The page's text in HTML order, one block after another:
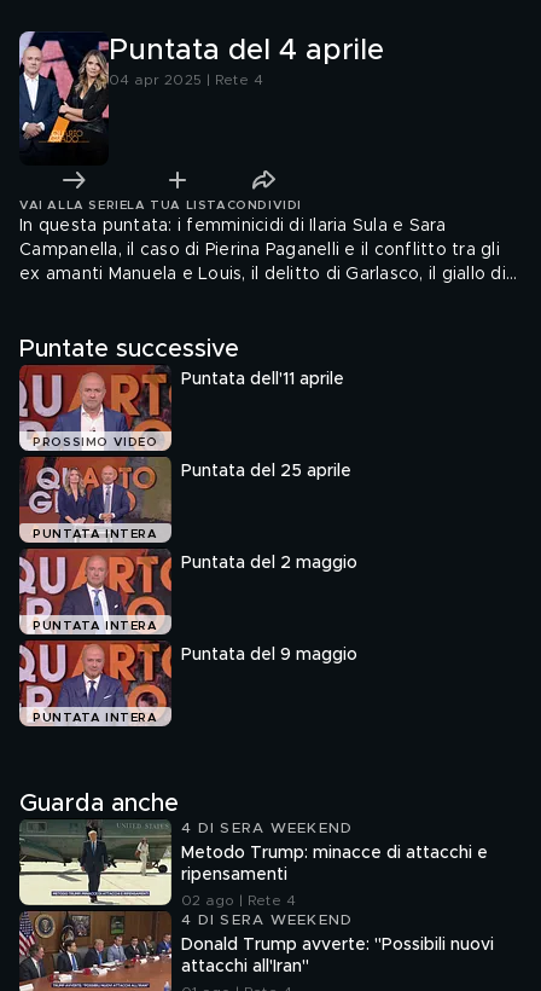
Puntata del 4 aprile
04 apr 2025 | Rete 4
VAI ALLA SERIE LA TUA LISTA CONDIVIDI
In questa puntata: i femminicidi di Ilaria Sula e Sara
Campanella, il caso di Pierina Paganelli e il conflitto tra gli
ex amanti Manuela e Louis, il delitto di Garlasco, il giallo di
Puntate successive
PROSSIMO VIDEO
Puntata dell'11 aprile
PUNTATA INTERA
Puntata del 25 aprile
PUNTATA INTERA
Puntata del 2 maggio
PUNTATA INTERA
Puntata del 9 maggio
Guarda anche
4 DI SERA WEEKEND
Metodo Trump: minacce di attacchi e
ripensamenti
02 ago | Rete 4
4 DI SERA WEEKEND
Donald Trump avverte: "Possibili nuovi
attacchi all'Iran"